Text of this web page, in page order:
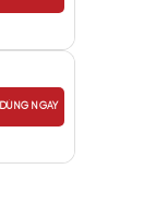
DÙNG NGAY